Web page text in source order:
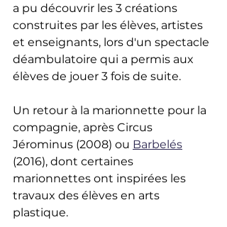
a pu découvrir les 3 créations
construites par les élèves, artistes
et enseignants, lors d'un spectacle
déambulatoire qui a permis aux
élèves de jouer 3 fois de suite.
Un retour à la marionnette pour la
compagnie, après Circus
Jérominus (2008) ou Barbelés
(2016), dont certaines
marionnettes ont inspirées les
travaux des élèves en arts
plastique.